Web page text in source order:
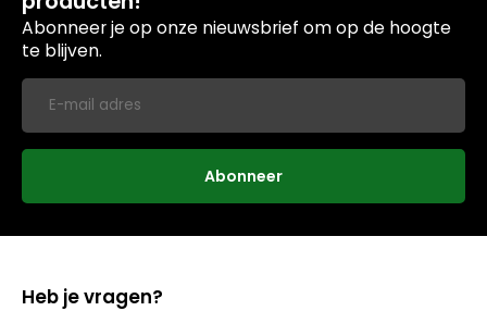
Abonneer je op onze nieuwsbrief om op de hoogte
te blijven.
Abonneer
Heb je vragen?